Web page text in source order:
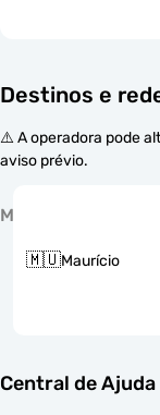
Destinos e
⚠️ A operadora pode
aviso prévio.
M
🇲🇺Maurício
Central de Ajuda